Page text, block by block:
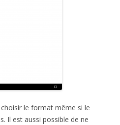
le format même si le
Il est aussi possible de ne